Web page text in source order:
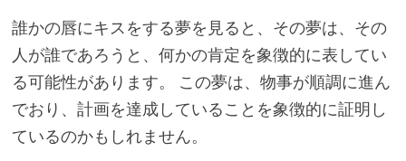
誰かの唇にキスをする夢を見ると、その夢は、その
人が誰であろうと、何かの肯定を象徴的に表してい
る可能性があります。 この夢は、物事が順調に進ん
でおり、計画を達成していることを象徴的に証明し
ているのかもしれません。